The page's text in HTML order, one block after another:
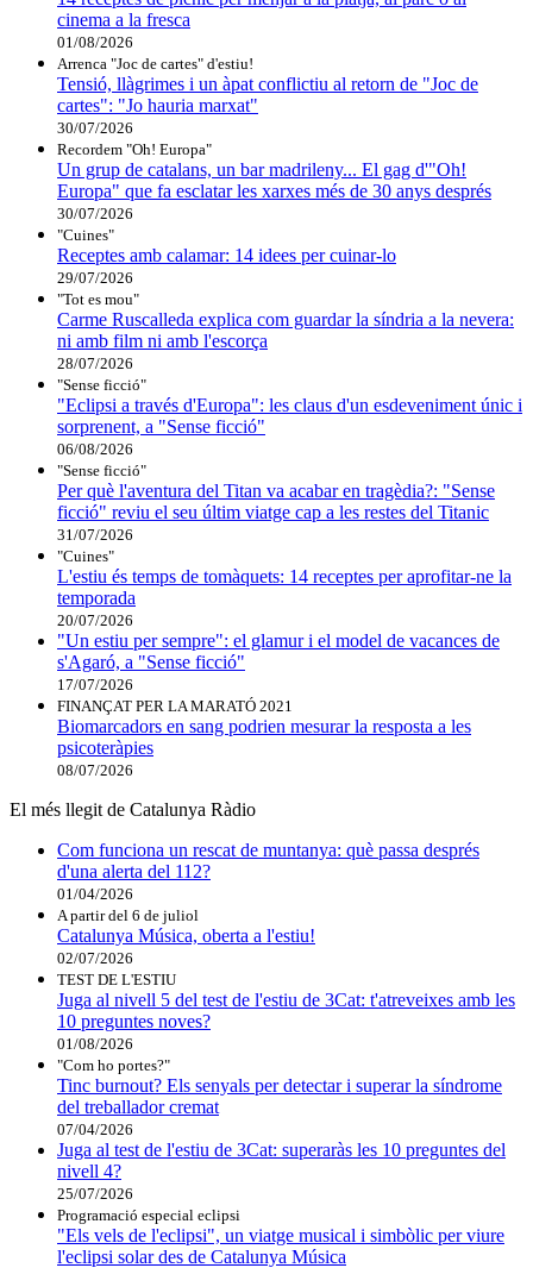
cinema a la fresca
01/08/2026
Arrenca "Joc de cartes" d'estiu!
Tensió, llàgrimes i un àpat conflictiu al retorn de "Joc de
cartes": "Jo hauria marxat"
30/07/2026
Recordem "Oh! Europa"
Un grup de catalans, un bar madrileny... El gag d'"Oh!
Europa" que fa esclatar les xarxes més de 30 anys després
30/07/2026
"Cuines"
Receptes amb calamar: 14 idees per cuinar-lo
29/07/2026
"Tot es mou"
Carme Ruscalleda explica com guardar la síndria a la nevera:
ni amb film ni amb l'escorça
28/07/2026
"Sense ficció"
"Eclipsi a través d'Europa": les claus d'un esdeveniment únic i
sorprenent, a "Sense ficció"
06/08/2026
"Sense ficció"
Per què l'aventura del Titan va acabar en tragèdia?: "Sense
ficció" reviu el seu últim viatge cap a les restes del Titanic
31/07/2026
"Cuines"
L'estiu és temps de tomàquets: 14 receptes per aprofitar-ne la
temporada
20/07/2026
"Un estiu per sempre": el glamur i el model de vacances de
s'Agaró, a "Sense ficció"
17/07/2026
FINANÇAT PER LA MARATÓ 2021
Biomarcadors en sang podrien mesurar la resposta a les
psicoteràpies
08/07/2026
El més llegit de Catalunya Ràdio
Com funciona un rescat de muntanya: què passa després
d'una alerta del 112?
01/04/2026
A partir del 6 de juliol
Catalunya Música, oberta a l'estiu!
02/07/2026
TEST DE L'ESTIU
Juga al nivell 5 del test de l'estiu de 3Cat: t'atreveixes amb les
10 preguntes noves?
01/08/2026
"Com ho portes?"
Tinc burnout? Els senyals per detectar i superar la síndrome
del treballador cremat
07/04/2026
Juga al test de l'estiu de 3Cat: superaràs les 10 preguntes del
nivell 4?
25/07/2026
Programació especial eclipsi
"Els vels de l'eclipsi", un viatge musical i simbòlic per viure
l'eclipsi solar des de Catalunya Música